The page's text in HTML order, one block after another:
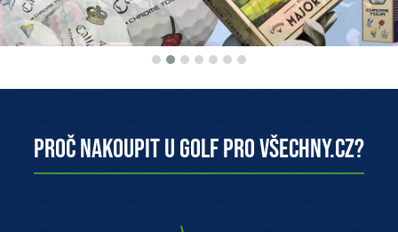
Proč nakoupit u Golf pro všechny.cz?